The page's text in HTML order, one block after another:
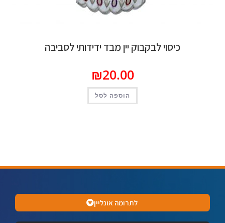
כיסוי לבקבוק יין מבד ידידותי לסביבה
₪20.00
הוספה לסל
לתרומה אונליין